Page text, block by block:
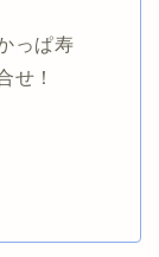
っぱ寿
せ！